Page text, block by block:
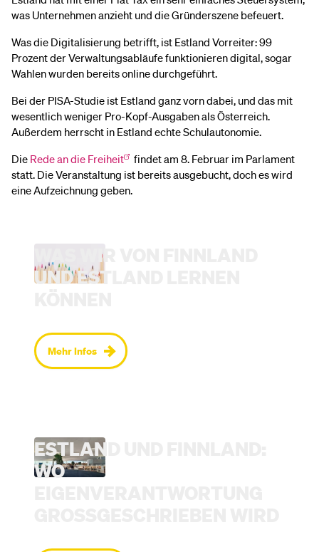
was Unternehmen anzieht und die Gründerszene befeuert.
Was die Digitalisierung betrifft, ist Estland Vorreiter: 99
Prozent der Verwaltungsabläufe funktionieren digital, sogar
Wahlen wurden bereits online durchgeführt.
Bei der PISA-Studie ist Estland ganz vorn dabei, und das mit
wesentlich weniger Pro-Kopf-Ausgaben als Österreich.
Außerdem herrscht in Estland echte Schulautonomie.
Die Rede an die Freiheit
findet am 8. Februar im Parlament
statt. Die Veranstaltung ist bereits ausgebucht, doch es wird
eine Aufzeichnung geben.
WAS WIR VON FINNLAND
UND ESTLAND LERNEN
Mehr Infos
ESTLAND UND FINNLAND:
WO